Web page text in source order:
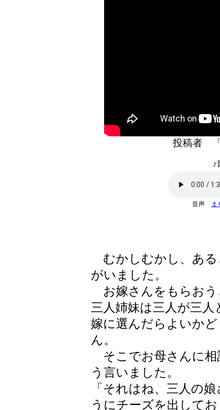
投稿者
♪
音声 ま
むかしむかし、ある
がいました。
お嫁さんをもらおう
三人姉妹は三人が三
嫁に選んだらよいか
ん。
そこでお母さんに相
う言いました。
「それはね、三人の
うにチーズを出して